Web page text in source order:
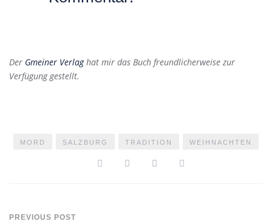
Der Gmeiner Verlaghat mir das Buch freundlicherweise zur
Verfügung gestellt.
MORD SALZBURG TRADITION WEIHNACHTEN
PREVIOUS POST